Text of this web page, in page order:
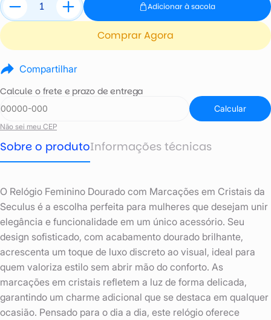
Adicionar à sacola
Comprar Agora
Compartilhar
Calcule o frete e prazo de entrega
Calcular
Não sei meu CEP
Sobre o produtoInformações técnicas
O Relógio Feminino Dourado com Marcações em Cristais da
Seculus é a escolha perfeita para mulheres que desejam unir
elegância e funcionalidade em um único acessório. Seu
design sofisticado, com acabamento dourado brilhante,
acrescenta um toque de luxo discreto ao visual, ideal para
quem valoriza estilo sem abrir mão do conforto. As
marcações em cristais refletem a luz de forma delicada,
garantindo um charme adicional que se destaca em qualquer
ocasião. Pensado para o dia a dia, este relógio oferece